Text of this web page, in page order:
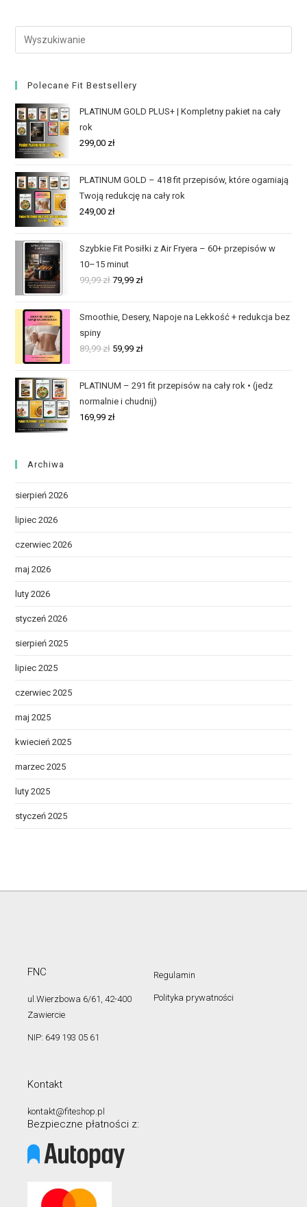
Polecane Fit Bestsellery
PLATINUM GOLD PLUS+ | Kompletny pakiet na cały
rok
299,00 zł
PLATINUM GOLD – 418 fit przepisów, które ogarniają
Twoją redukcję na cały rok
249,00 zł
Szybkie Fit Posiłki z Air Fryera – 60+ przepisów w
10–15 minut
99,99zł 79,99 zł
Smoothie, Desery, Napoje na Lekkość + redukcja bez
spiny
89,99zł 59,99 zł
PLATINUM – 291 fit przepisów na cały rok • (jedz
normalnie i chudnij)
169,99 zł
Archiwa
sierpień 2026
lipiec 2026
czerwiec 2026
maj 2026
luty 2026
styczeń 2026
sierpień 2025
lipiec 2025
czerwiec 2025
maj 2025
kwiecień 2025
marzec 2025
luty 2025
styczeń 2025
FNC
ul.Wierzbowa 6/61, 42-400
Zawiercie
NIP: 649 193 05 61
Regulamin
Polityka prywatności
Kontakt
kontakt@fiteshop.pl
Bezpieczne płatności z: